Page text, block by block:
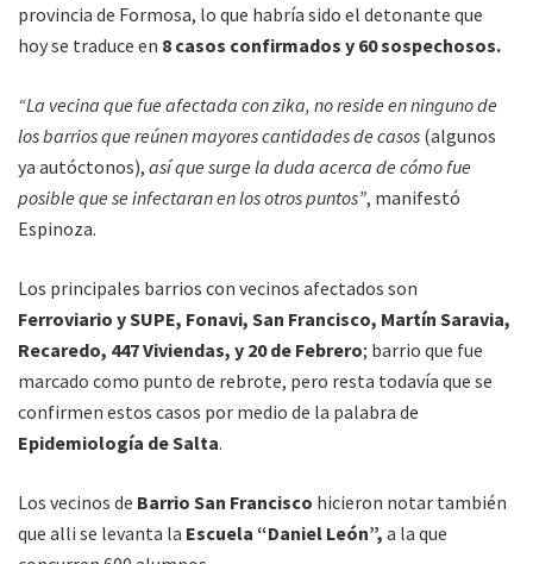
provincia de Formosa, lo que habría sido el detonante que
hoy se traduce en 8 casos confirmados y 60 sospechosos.
“La vecina que fue afectada con zika, no reside en ninguno de
los barrios que reúnen mayores cantidades de casos (algunos
ya autóctonos), así que surge la duda acerca de cómo fue
posible que se infectaran en los otros puntos”, manifestó
Espinoza.
Los principales barrios con vecinos afectados son
Ferroviario y SUPE, Fonavi, San Francisco, Martín Saravia,
Recaredo, 447 Viviendas, y 20 de Febrero; barrio que fue
marcado como punto de rebrote, pero resta todavía que se
confirmen estos casos por medio de la palabra de
Epidemiología de Salta.
Los vecinos de Barrio San Francisco hicieron notar también
que alli se levanta la Escuela “Daniel León”, a la que